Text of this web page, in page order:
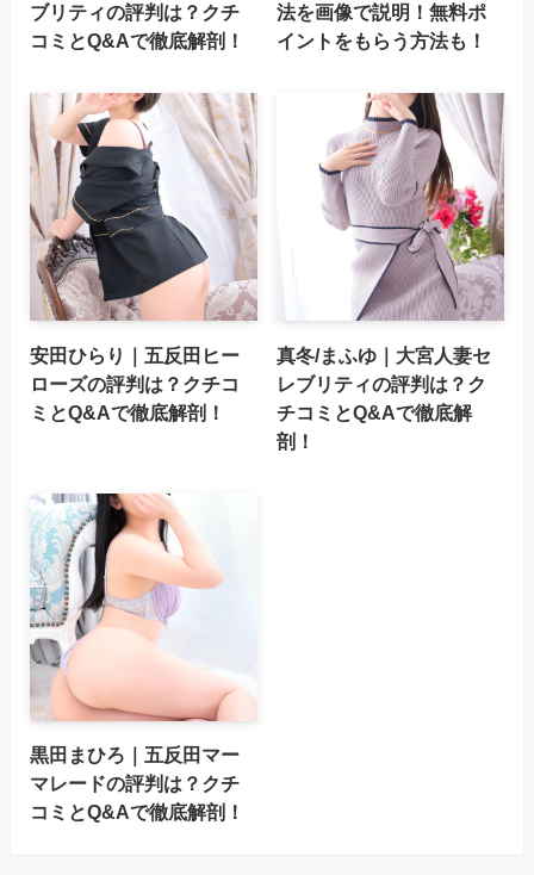
ブリティの評判は？クチ
コミとQ&Aで徹底解剖！
法を画像で説明！無料ポ
イントをもらう方法も！
安田ひらり｜五反田ヒー
ローズの評判は？クチコ
ミとQ&Aで徹底解剖！
真冬/まふゆ｜大宮人妻セ
レブリティの評判は？ク
チコミとQ&Aで徹底解
剖！
黒田まひろ｜五反田マー
マレードの評判は？クチ
コミとQ&Aで徹底解剖！